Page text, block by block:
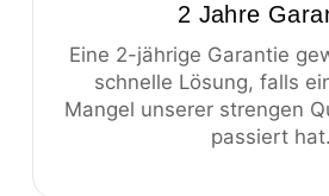
2 Jahre
Eine 2-jährige Garantie
schnelle Lösung, falls
Mangel unserer strengen
passiert hat.